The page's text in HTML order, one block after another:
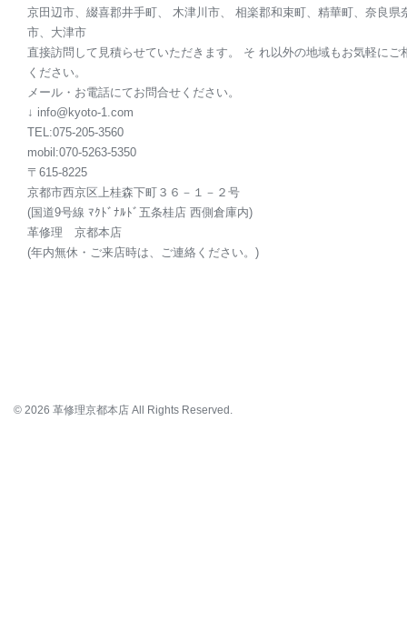
京田辺市、綴喜郡井手町、 木津川市、 相楽郡和束町、精華町、奈良県
市、大津市
直接訪問して見積らせていただきます。 そ れ以外の地域もお気軽にご
ください。
メール・お電話にてお問合せください。
↓ info@kyoto-1.com
TEL:075-205-3560
mobil:070-5263-5350
〒615-8225
京都市西京区上桂森下町３６－１－２号
(国道9号線 ﾏｸﾄﾞﾅﾙﾄﾞ五条桂店 西側倉庫内)
革修理 京都本店
(年内無休・ご来店時は、ご連絡ください。)
© 2026 革修理京都本店 All Rights Reserved.